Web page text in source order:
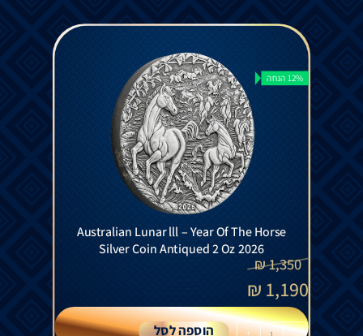
12% הנחה
Australian Lunar lll – Year Of The Horse
Silver Coin Antiqued 2 Oz 2026
1,350
₪
1,190
₪
-
+ הוספה לסל